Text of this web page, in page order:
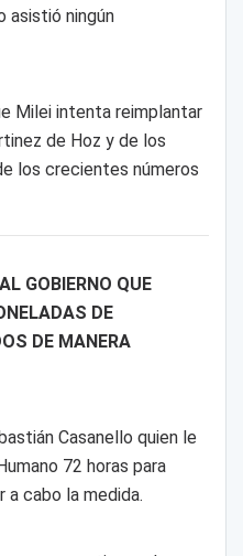
asistió ningún
Milei intenta reimplantar
de Hoz y de los
los crecientes números
GOBIERNO QUE
DE
DE MANERA
Casanello quien le
72 horas para
a cabo la medida.